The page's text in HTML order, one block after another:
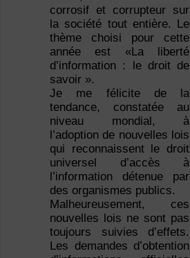
corrosif et corrupteur sur
la société tout entière. Le
thème choisi pour cette
année est «La liberté
d’information : le droit de
savoir ».
Je me félicite de la
tendance, constatée au
niveau mondial, à
l’adoption de nouvelles lois
qui reconnaissent le droit
universel d’accès à
l’information détenue par
des organismes publics.
Malheureusement, ces
nouvelles lois ne sont pas
toujours suivies d’effets.
Les demandes d’obtention